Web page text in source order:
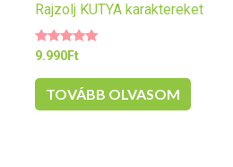
Rajzolj KUTYA karaktereket
Értékelés:
/ 5
9.990Ft
TOVÁBB OLVASOM